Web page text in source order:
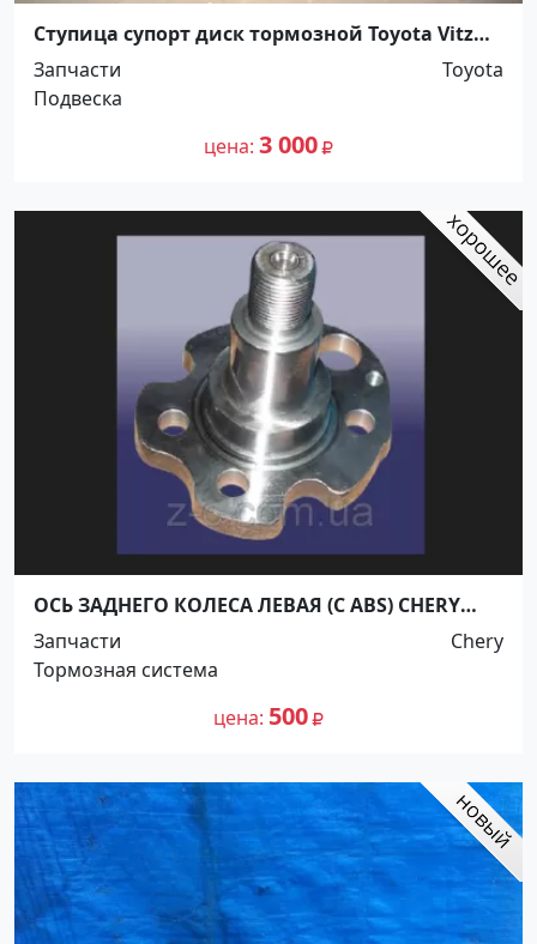
Ступица супорт диск тормозной Toyota Vitz
Краснодар
Запчасти
Toyota
Подвеска
цена 3 000
ОСЬ ЗАДНЕГО КОЛЕСА ЛЕВАЯ (С ABS) CHERY
AMULET Краснодар
Запчасти
Chery
Тормозная система
цена 500